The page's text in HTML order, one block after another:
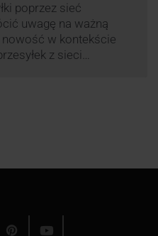
poprzez sieć
uwagę na ważną
nowość w kontekście
z sieci